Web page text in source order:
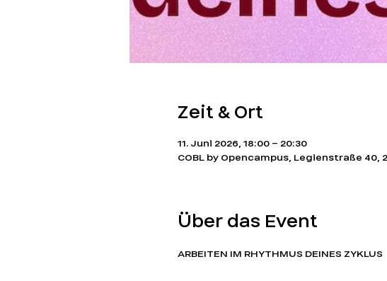
Zeit & Ort
11. Juni 2026, 18:00 – 20:30
COBL by Opencampus, Legienstraße 40,
Über das Event
ARBEITEN IM RHYTHMUS DEINES ZYKLUS